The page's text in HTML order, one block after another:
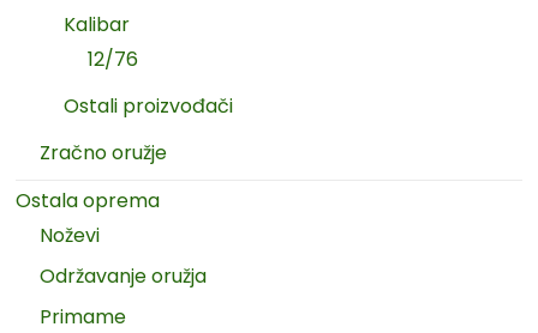
Kalibar
12/76
Ostali proizvođači
Zračno oružje
Ostala oprema
Noževi
Održavanje oružja
Primame